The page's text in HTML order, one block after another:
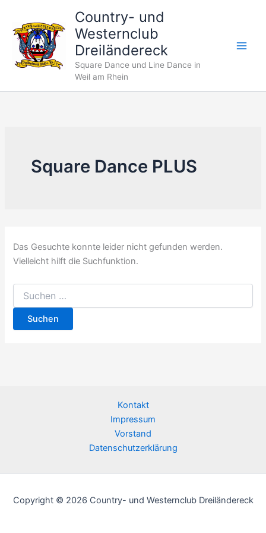
springen
Country- und
Westernclub
Dreiländereck
Square Dance und Line Dance in
Weil am Rhein
Square Dance PLUS
Das Gesuchte konnte leider nicht gefunden werden.
Vielleicht hilft die Suchfunktion.
Suchen
nach:
Kontakt
Impressum
Vorstand
Datenschutzerklärung
Copyright © 2026 Country- und Westernclub Dreiländereck